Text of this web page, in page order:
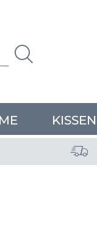
KISSEN